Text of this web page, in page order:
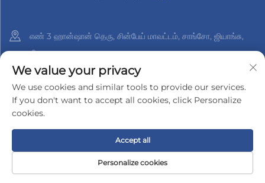
எண் 3 ஹான்ஷான் தெரு, சின்பேய் மாவட்டம், சாங்சோ, ஜியாங்சு,
சீனா
+86-18961288218
[email protected]
சாங்சோ Xinder-Tech எலக்ட்ரானிக்ஸ் கோ., லிமிடெட் உரிமை © 2025
தனியுரிமைக் கொள்கை
We value your privacy
We use cookies and similar tools to provide our services.
If you don't want to accept all cookies, click Personalize
cookies.
Personalize cookies
Accept all